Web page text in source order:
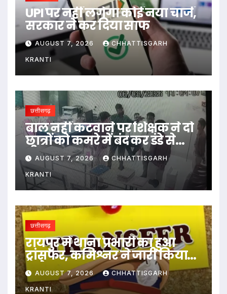
UPI पर नहीं लगेगा कोई नया चार्ज,
सरकार ने कर दिया साफ
AUGUST 7, 2026 CHHATTISGARH
KRANTI
छत्तीसगढ़
बाल नहीं कटवाने पर शिक्षक ने दो
छात्रों को कमरे में बंद कर डंडे से
पीटा…
AUGUST 7, 2026 CHHATTISGARH
KRANTI
छत्तीसगढ़
रायपुर में थाना प्रभारी का हुआ
ट्रांसफर, कमिश्नर ने जारी किया
आदेश
AUGUST 7, 2026 CHHATTISGARH
KRANTI